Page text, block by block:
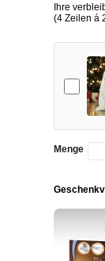
Ihre
(4 Zeilen á
Add-
Menge